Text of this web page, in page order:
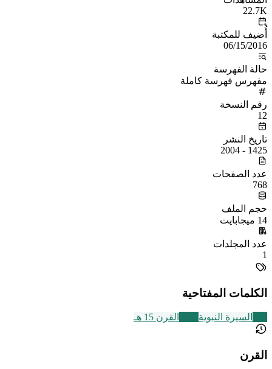
22.7K
أُضيف للمكتبة
06/15/2016
حالة الفهرسة
مفهرس فهرسة كاملة
رقم النسخة
12
تاريخ النشر
1425 - 2004
عدد الصفحات
768
حجم الملف
14 ميجابايت
عدد المجلدات
1
الكلمات المفتاحية
السيرة النبوية القرن 15 هـ
القرن